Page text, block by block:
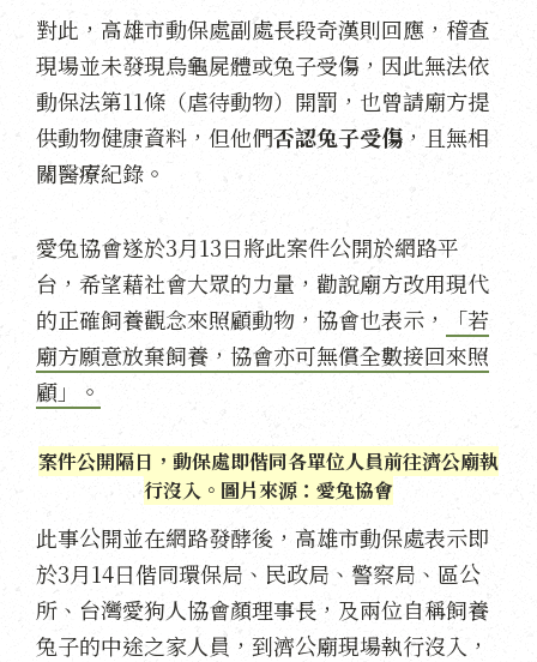
對此，高雄市動保處副處長段奇漢則回應，稽查
現場並未發現烏龜屍體或兔子受傷，因此無法依
動保法第11條（虐待動物）開罰，也曾請廟方提
供動物健康資料，但他們否認兔子受傷 ，且無相
關醫療紀錄。
愛兔協會遂於3月13日將此案件公開於網路平
台，希望藉社會大眾的力量，勸說廟方改用現代
的正確飼養觀念來照顧動物，協會也表示，
「若
廟方願意放棄飼養，協會亦可無償全數接回來照
顧」。
案件公開隔日，動保處即偕同各單位人員前往濟公廟執
行沒入。圖片來源：愛兔協會
此事公開並在網路發酵後，高雄市動保處表示即
於3月14日偕同環保局、民政局、警察局、區公
所、台灣愛狗人協會顏理事長，及兩位自稱飼養
兔子的中途之家人員，到濟公廟現場執行沒入，